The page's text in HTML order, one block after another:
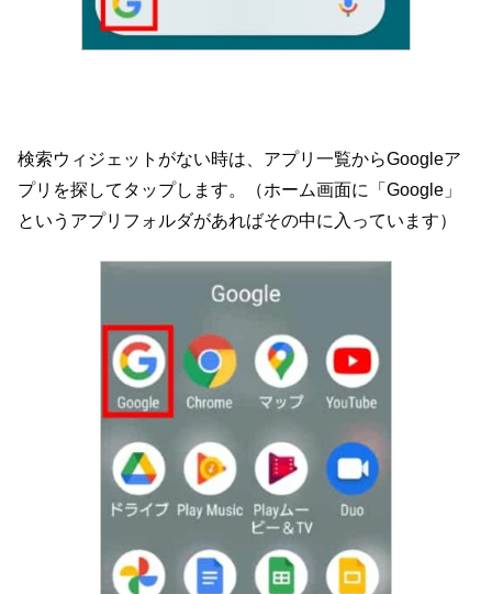
検索ウィジェットがない時は、アプリ一覧からGoogleア
プリを探してタップします。（ホーム画面に「Google」
というアプリフォルダがあればその中に入っています）